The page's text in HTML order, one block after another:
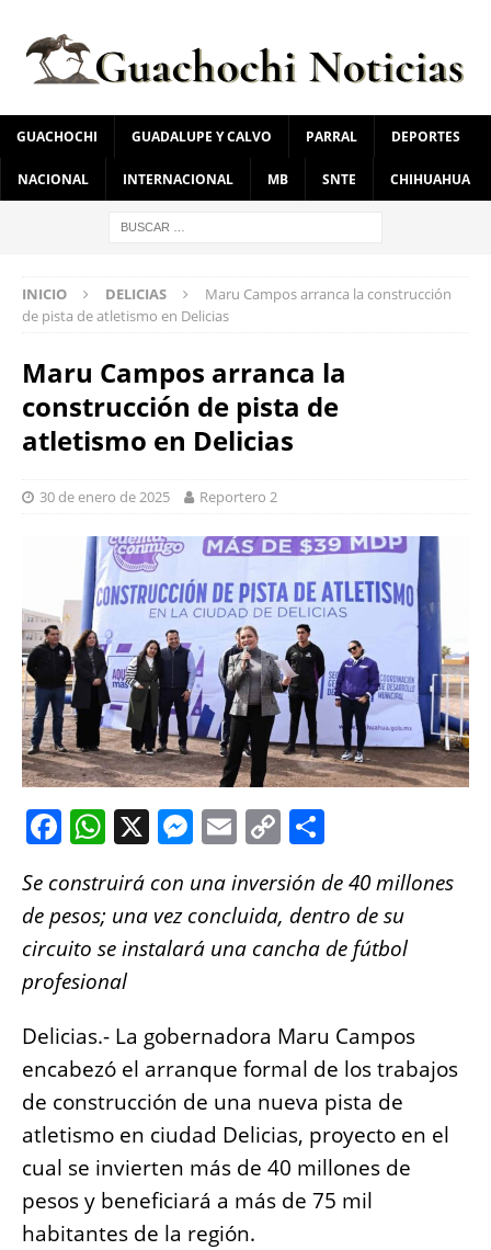
GUACHOCHI GUADALUPE Y CALVO PARRAL DEPORTES
NACIONAL INTERNACIONAL MB SNTE CHIHUAHUA
INICIO DELICIAS
Maru Campos arranca la construcción
de pista de atletismo en Delicias
Maru Campos arranca la
construcción de pista de
atletismo en Delicias
30 de enero de 2025 Reportero 2
F
c
e
b
o
o
k
W
at
s
A
p
p
X M
ss
e
n
er
E
ai
l
C
p
y
Li
k
h
a
re
Se construirá con una inversión de 40 millones
de pesos; una vez concluida, dentro de su
circuito se instalará una cancha de fútbol
profesional
Delicias.- La gobernadora Maru Campos
encabezó el arranque formal de los trabajos
de construcción de una nueva pista de
atletismo en ciudad Delicias, proyecto en el
cual se invierten más de 40 millones de
pesos y beneficiará a más de 75 mil
habitantes de la región.